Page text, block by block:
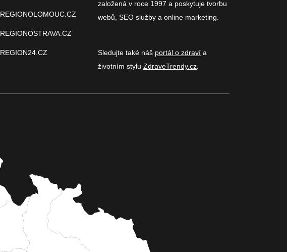
REGIONOLOMOUC.CZ
REGIONOSTRAVA.CZ
REGION24.CZ
založená v roce 1997 a poskytuje tvorbu
webů, SEO služby a online marketing.
Sledujte také náš portál o zdraví a
životním stylu ZdraveTrendy.cz